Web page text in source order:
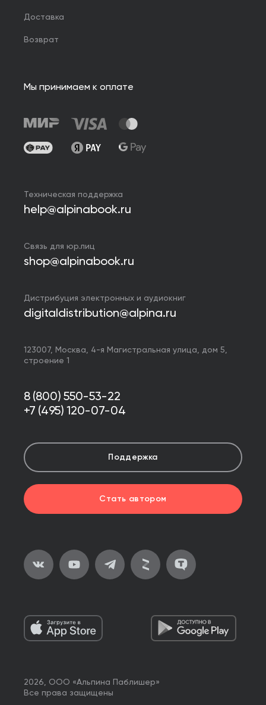
Доставка
Возврат
Мы принимаем к оплате
Техническая поддержка
help@alpinabook.ru
Связь для юр.лиц
shop@alpinabook.ru
Дистрибуция электронных и аудиокниг
digitaldistribution@alpina.ru
123007, Москва, 4-я Магистральная улица, дом 5,
строение 1
8 (800) 550-53-22
+7 (495) 120-07-04
Поддержка
Стать автором
2026, ООО «Альпина Паблишер»
Все права защищены